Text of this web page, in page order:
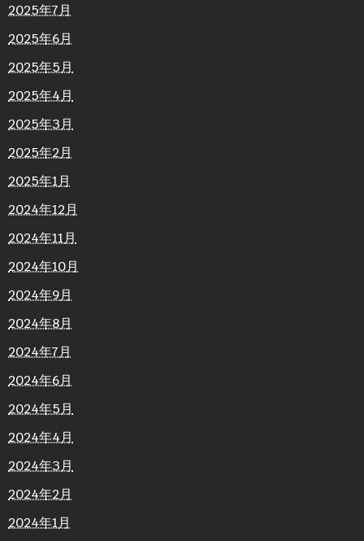
2025年7月
2025年6月
2025年5月
2025年4月
2025年3月
2025年2月
2025年1月
2024年12月
2024年11月
2024年10月
2024年9月
2024年8月
2024年7月
2024年6月
2024年5月
2024年4月
2024年3月
2024年2月
2024年1月